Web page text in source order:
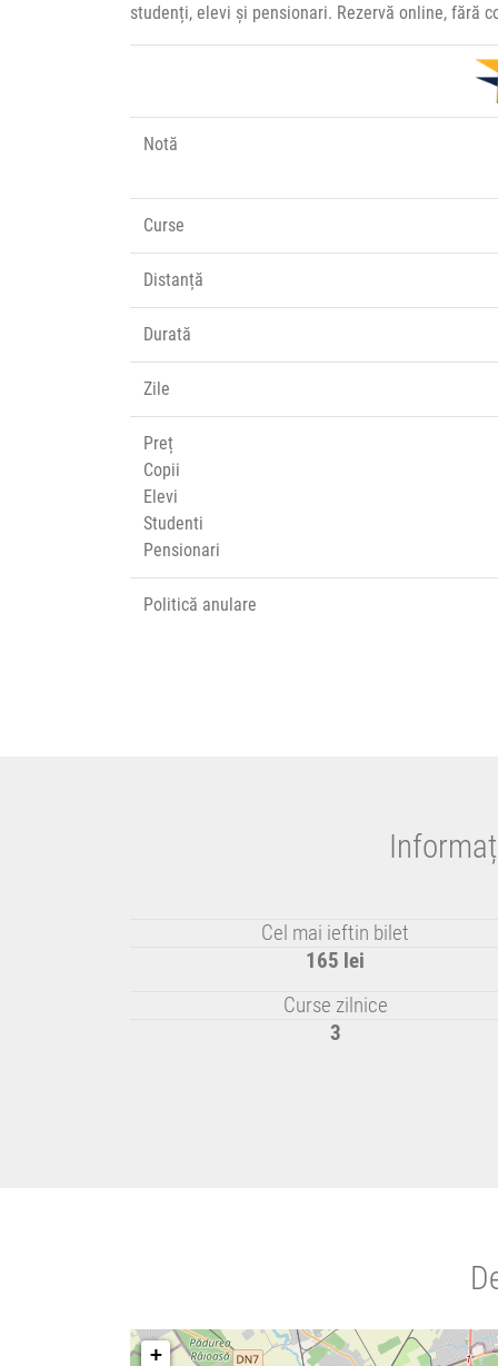
studenți, elevi și pensionari. Rezervă online, fără
Notă
Curse
Distanță
Durată
Zile
Preț
Copii
Elevi
Studenti
Pensionari
Politică anulare
Cel mai ieftin bilet
165 lei
Curse zilnice
3
+